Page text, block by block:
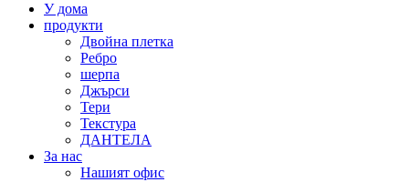
У дома
продукти
Двойна плетка
Ребро
шерпа
Джърси
Тери
Текстура
ДАНТЕЛА
За нас
Нашият офис